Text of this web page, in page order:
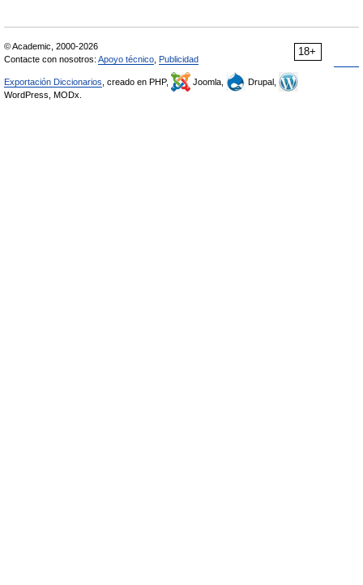
18+
© Academic, 2000-2026
Contacte con nosotros: Apoyo técnico Publicidad
Exportación Diccionarios , creado en PHP, Joomla,
Drupal,
WordPress, MODx.